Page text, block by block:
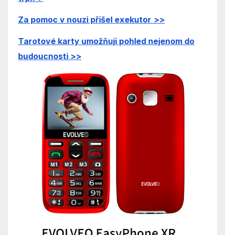
Za pomoc v nouzi přišel exekutor >>
Tarotové karty umožňuji pohled nejenom do
budoucnosti >>